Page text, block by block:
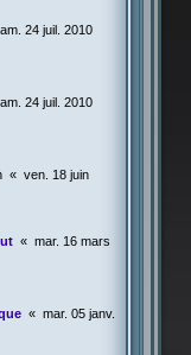
24 juil. 2010
24 juil. 2010
« ven. 18 juin
« mar. 16 mars
« mar. 05 janv.